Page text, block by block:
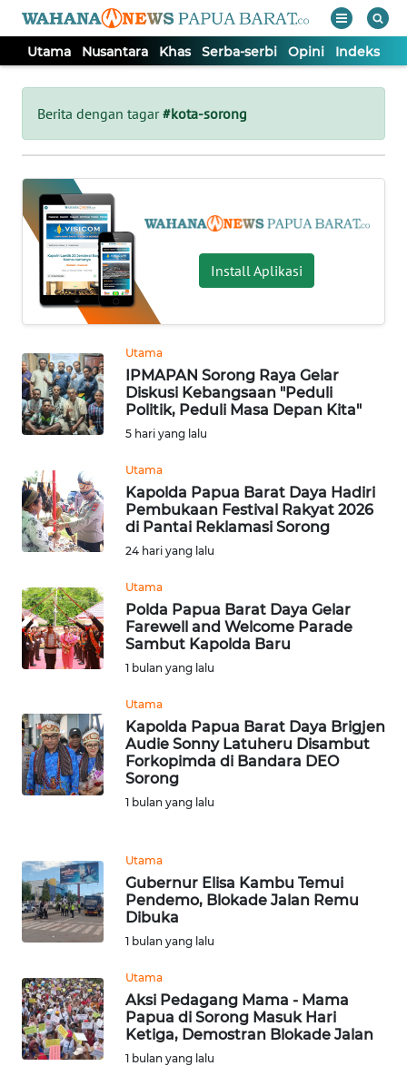
Utama Nusantara Khas Serba-serbi Opini Indeks
Berita dengan tagar#kota-sorong
Install Aplikasi
Utama
IPMAPAN Sorong Raya Gelar
Diskusi Kebangsaan "Peduli
Politik, Peduli Masa Depan Kita"
5 hari yang lalu
Utama
Kapolda Papua Barat Daya Hadiri
Pembukaan Festival Rakyat 2026
di Pantai Reklamasi Sorong
24 hari yang lalu
Utama
Polda Papua Barat Daya Gelar
Farewell and Welcome Parade
Sambut Kapolda Baru
1 bulan yang lalu
Utama
Kapolda Papua Barat Daya Brigjen
Audie Sonny Latuheru Disambut
Forkopimda di Bandara DEO
Sorong
1 bulan yang lalu
Utama
Gubernur Elisa Kambu Temui
Pendemo, Blokade Jalan Remu
Dibuka
1 bulan yang lalu
Utama
Aksi Pedagang Mama - Mama
Papua di Sorong Masuk Hari
Ketiga, Demostran Blokade Jalan
1 bulan yang lalu
Tutup
UTAMA
NUSANTARA
KHAS
SERBA-
SERBI
OPINI
Informasi
INDEKS
BERITA
KONTAK
KAMI
INFO
IKLAN
TENTANG
PEDOMAN
MEDIA
SIBER
KARIR
DISCLAIMER
News
Regional
WN